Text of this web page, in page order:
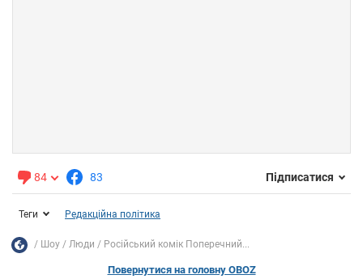
84 83 Підписатися
Теги Редакційна політика
Шоу Люди Російський комік Поперечний...
Повернутися на головну OBOZ